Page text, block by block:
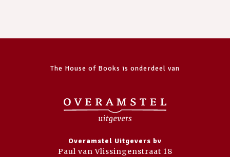
The House of Books is onderdeel van
Overamstel Uitgevers bv
Paul van Vlissingenstraat 18